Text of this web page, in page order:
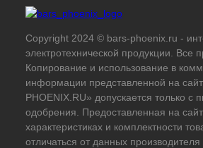
Copyright 2024 © bars-phoenix.ru -
электротехнической продукции. Все
Копирование и использование в
информации представленной на
PHOENIX.RU» допускается только с
одобрения. Предоставленная на
характеристиках и комплектности
отличаться от данных производителя